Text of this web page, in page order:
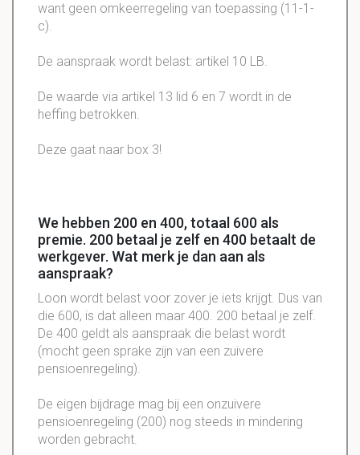
want geen omkeerregeling van toepassing (11-1-
c).
De aanspraak wordt belast: artikel 10 LB.
De waarde via artikel 13 lid 6 en 7 wordt in de
heffing betrokken.
Deze gaat naar box 3!
We hebben 200 en 400, totaal 600 als
premie. 200 betaal je zelf en 400 betaalt de
werkgever. Wat merk je dan aan als
aanspraak?
Loon wordt belast voor zover je iets krijgt. Dus van
die 600, is dat alleen maar 400. 200 betaal je zelf.
De 400 geldt als aanspraak die belast wordt
(mocht geen sprake zijn van een zuivere
pensioenregeling).
De eigen bijdrage mag bij een onzuivere
pensioenregeling (200) nog steeds in mindering
worden gebracht.